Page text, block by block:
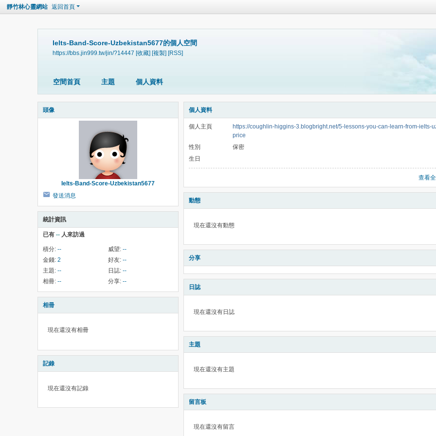
靜竹林心靈網站 返回首頁
Ielts-Band-Score-Uzbekistan5677的個人空間
https://bbs.jin999.tw/jin/?14447 [收藏] [複製] [RSS]
空間首頁 主題 個人資料
頭像
Ielts-Band-Score-Uzbekistan5677
發送消息
統計資訊
已有 -- 人來訪過
積分: -- 威望: --
金錢: 2 好友: --
主題: -- 日誌: --
相冊: -- 分享: --
相冊
現在還沒有相冊
記錄
現在還沒有記錄
個人資料
個人主頁
https://coughlin-higgins-3.blogbright.net/5-lessons-you-can-learn-from-ielts-
price
性別
保密
生日
查看
動態
現在還沒有動態
分享
日誌
現在還沒有日誌
主題
現在還沒有主題
留言板
現在還沒有留言